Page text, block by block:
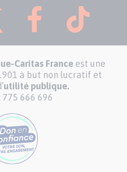
Caritas France est une
à but non lucratif et
utilité publique.
775 666 696